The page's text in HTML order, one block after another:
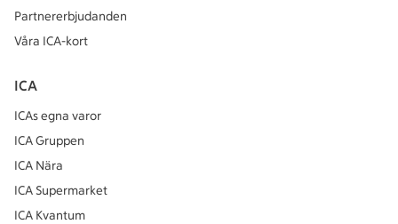
Partnererbjudanden
Våra ICA-kort
ICA
ICAs egna varor
ICA Gruppen
ICA Nära
ICA Supermarket
ICA Kvantum